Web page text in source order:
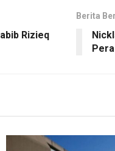
Rizieq
Berita